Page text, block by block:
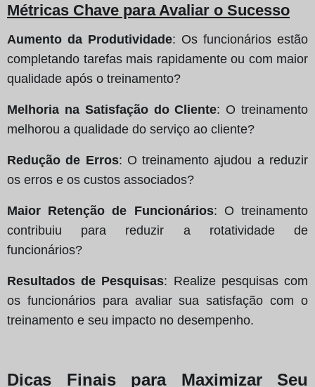
Métricas Chave para Avaliar o Sucesso
Aumento da Produtividade: Os funcionários estão
completando tarefas mais rapidamente ou com maior
qualidade após o treinamento?
Melhoria na Satisfação do Cliente: O treinamento
melhorou a qualidade do serviço ao cliente?
Redução de Erros: O treinamento ajudou a reduzir
os erros e os custos associados?
Maior Retenção de Funcionários: O treinamento
contribuiu para reduzir a rotatividade de
funcionários?
Resultados de Pesquisas: Realize pesquisas com
os funcionários para avaliar sua satisfação com o
treinamento e seu impacto no desempenho.
Dicas Finais para Maximizar Seu